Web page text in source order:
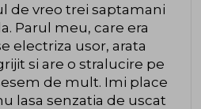
de vreo trei saptamani
Parul meu, care era
electriza usor, arata
si are o stralucire pe
de mult. Imi place
lasa senzatia de uscat